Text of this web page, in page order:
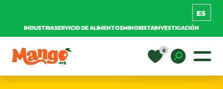
INDUSTRIASERVICIO DE ALIMENTOSMINORISTAINVESTIGACIÓN
Navegación principal
0